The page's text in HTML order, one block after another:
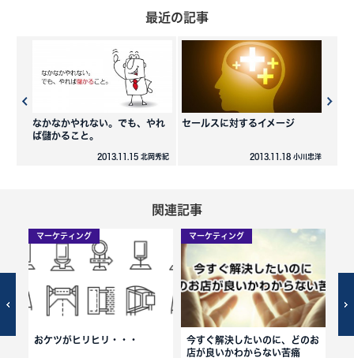
最近の記事
なかなかやれない。でも、やれ
ば儲かること。
2013.11.15 北岡秀紀
セールスに対するイメージ
2013.11.18 小川忠洋
関連記事
マーケティング
おケツがヒリヒリ・・・
マーケティング
今すぐ解決したいのに、どのお
店が良いかわからない苦痛